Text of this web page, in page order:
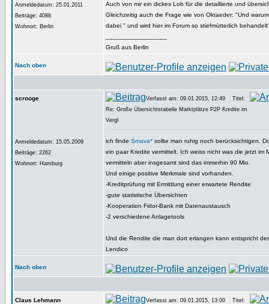
Anmeldedatum: 25.01.2011
Beiträge: 4088
Wohnort: Berlin
Auch von mir ein dickes Lob für die detaillierte und
Gleichzeitig auch die Frage wie von Oktaeder: "Und
dabei " und wird hier im Forum so stiefmütterlich
Gruß aus Berlin
Nach oben
scrooge
Anmeldedatum: 15.05.2009
Beiträge: 2262
Wohnort: Hamburg
Verfasst am: 09.01.2015, 12:49
Titel:
Re: Große Übersichtstabelle Marktplätze P2P Kredite im
Vergl
ich finde Smava* sollte man ruhig noch berücksichtigen.
ein paar Kredite vermittelt. Ich weiss nicht was die jetzt im
vermitteln aber insgesamt sind das immerhin 90 Mio.
Und einige positive Merkmale sind vorhanden.
-Kreditprüfung mit Ermittlung einer erwartete Rendite
-gute statistische Übersichten
-Kooperation Fidor-Bank mit Datenaustausch
-2 verschiedene Anlagetools
Und die Rendite die man dort erlangen kann entspricht
Lendico
Nach oben
Claus Lehmann Verfasst am: 09.01.2015, 13:00
Titel: